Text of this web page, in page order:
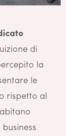
di
la
le
rispetto al